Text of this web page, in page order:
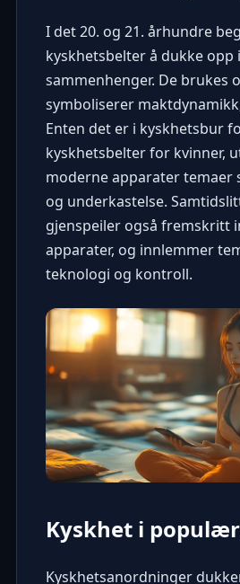
I det 20. og 21. århundre
kyskhetsbelter å dukke opp
sammenhenger. De brukes
symboliserer
Enten det er i kyskhetsbur
kyskhetsbelter for kvinner,
moderne apparater temaer
og underkastelse.
gjenspeiler også fremskritt
apparater, og innlemmer
teknologi og kontroll.
Kyskhet i
Kyskhetsanordninger